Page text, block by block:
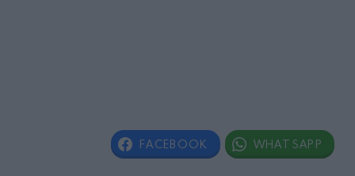
FACEBOOK WHATSAPP